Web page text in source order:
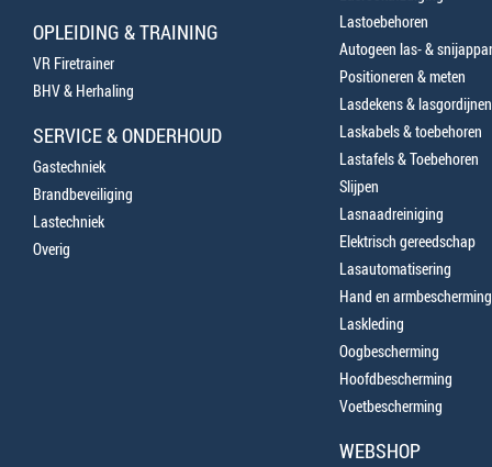
OPLEIDING & TRAINING
VR Firetrainer
BHV & Herhaling
SERVICE & ONDERHOUD
Gastechniek
Brandbeveiliging
Lastechniek
Overig
Lastoebehoren
Autogeen las- &
Positioneren & meten
Lasdekens & lasgordijnen
Laskabels & toebehoren
Lastafels & Toebehoren
Slijpen
Lasnaadreiniging
Elektrisch gereedschap
Lasautomatisering
Hand en armbescherming
Laskleding
Oogbescherming
Hoofdbescherming
Voetbescherming
WEBSHOP